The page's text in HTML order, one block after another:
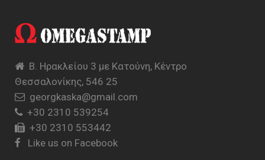
Β. Ηρακλείου 3 με Κατούνη, Κέντρο
Θεσσαλονίκης, 546 25
georgkaska@gmail.com
+30 2310 539254
+30 2310 553442
Like us on Facebook